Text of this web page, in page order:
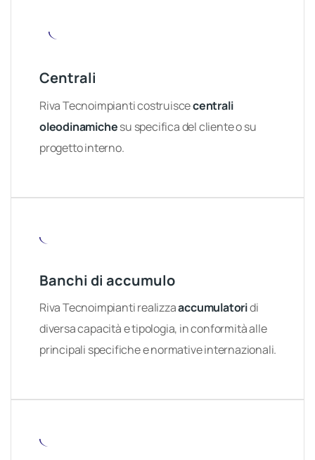
Centrali
Riva Tecnoimpianti costruiscecentrali
oleodinamichesu specifica del cliente o su
progetto interno.
Banchi di accumulo
Riva Tecnoimpianti realizzaaccumulatoridi
diversa capacità e tipologia, in conformità alle
principali specifiche e normative internazionali.